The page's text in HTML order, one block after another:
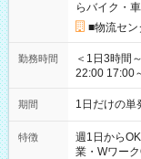
らバイク・車
■物流セ
勤務時間
＜1日3時間～OK！＞ ▼ 例えば… ▼
22:00 17:00～22:00 など こちら
ださい！
期間 1日だけの
特徴 週1日からOK
業・Wワー